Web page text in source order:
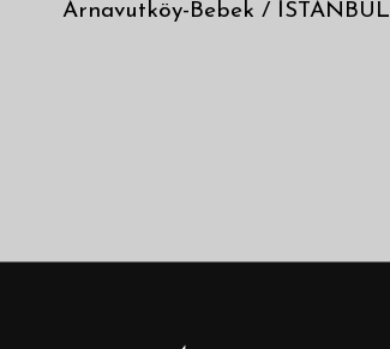
Arnavutköy-Bebek / İSTANBUL